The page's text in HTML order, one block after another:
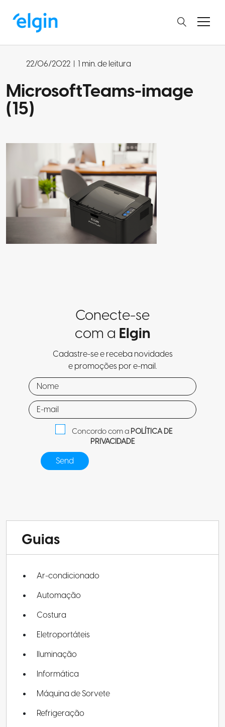
22/06/2022 | 1 min. de leitura
MicrosoftTeams-image
(15)
Conecte-se
com a Elgin
Cadastre-se e receba novidades
e promoções por e-mail.
Concordo com aPOLÍTICA DE
PRIVACIDADE
Guias
Ar-condicionado
Automação
Costura
Eletroportáteis
Iluminação
Informática
Máquina de Sorvete
Refrigeração